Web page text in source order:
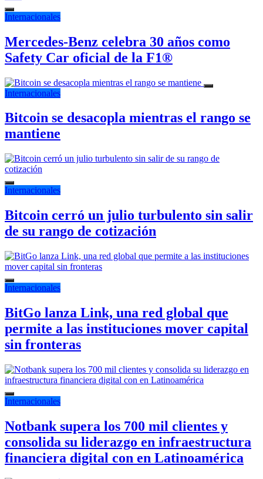
Internacionales
Mercedes-Benz celebra 30 años como
Safety Car oficial de la F1®
Internacionales
Bitcoin se desacopla mientras el rango se
mantiene
Internacionales
Bitcoin cerró un julio turbulento sin salir
de su rango de cotización
Internacionales
BitGo lanza Link, una red global que
permite a las instituciones mover capital
sin fronteras
Internacionales
Notbank supera los 700 mil clientes y
consolida su liderazgo en infraestructura
financiera digital con en Latinoamérica